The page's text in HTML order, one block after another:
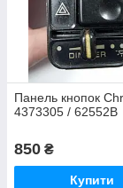
Панель кнопок
4373305 / 62552B
850 ₴
Купити